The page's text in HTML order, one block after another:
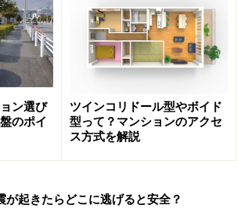
ン水洗。その名のとおり、水洗の中に
ています。別に浄水器を設ける必要
すっきりします。写真のINAXのオー
、さらにホースが引き出せ、ハンド
が可能なので、シンクのすみずみま
手入れが簡単になります。
る制震構造になったシンクのこと。
ン選び
のポイ
ツインコリドール型やボイド
型って？マンションのアクセ
ス方式を解説
が起きたらどこに逃げると安全？